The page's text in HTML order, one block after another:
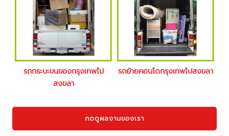
รถกระบะขนของกรุงเทพไป
สงขลา
รถย้ายคอนโดกรุงเทพไปสงขลา
กดดูผลงานของเรา